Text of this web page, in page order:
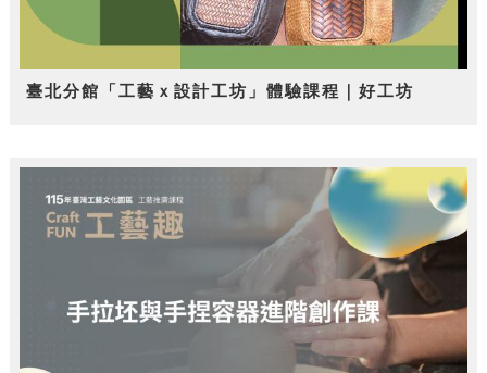
臺北分館「工藝ｘ設計工坊」體驗課程｜好工坊